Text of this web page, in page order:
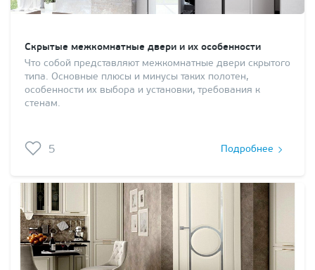
Скрытые межкомнатные двери и их особенности
Что собой представляют межкомнатные двери скрытого
типа. Основные плюсы и минусы таких полотен,
особенности их выбора и установки, требования к
стенам.
5 Подробнее